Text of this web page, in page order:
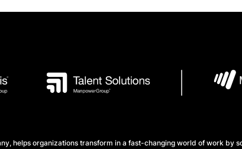
helps organizations transform in a fast-changing world of work by